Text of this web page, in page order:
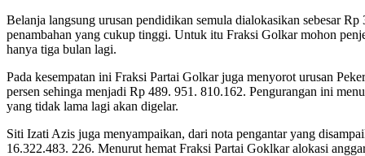
Belanja langsung urusan pendidikan semula dialokasikan sebesar
penambahan yang cukup tinggi. Untuk itu Fraksi Golkar mohon
hanya tiga bulan lagi.
Pada kesempatan ini Fraksi Partai Golkar juga menyorot urusan
persen sehinga menjadi Rp 489. 951. 810.162. Pengurangan ini
yang tidak lama lagi akan digelar.
Siti Izati Azis juga menyampaikan, dari nota pengantar yang
16.322.483. 226. Menurut hemat Fraksi Partai Goklkar alokasi